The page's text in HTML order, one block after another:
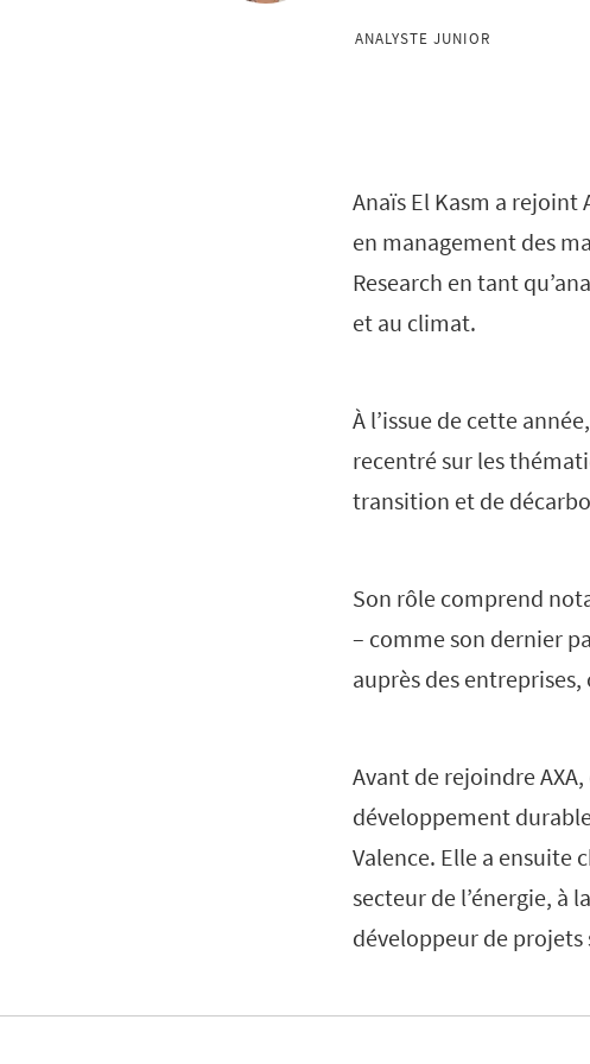
ANALYSTE JUNIOR
Anaïs El Kasm a rejoint
en management des
Research en tant
et au climat.
À l’issue de cette
recentré sur les
transition et de
Son rôle comprend
– comme son dernier
auprès des
Avant de rejoindre
développement
Valence. Elle a ensuite
secteur de l’énergie, à
développeur de projets